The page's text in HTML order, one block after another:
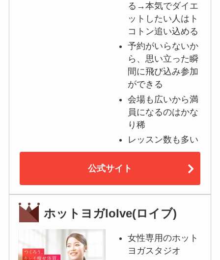
る→本気でダイエ
ットしたい人はト
コトン追い込める
予約がいらないか
ら、思い立った瞬
間に飛び込み参加
ができる
会場も広いから満
員になるのはかな
り稀
レッスン数も多い
公式サイト
ホットヨガloIve(ロイブ)
女性専用のホット
ヨガスタジオ